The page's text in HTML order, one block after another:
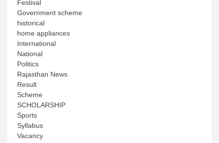
Festival
Government scheme
historical
home appliances
International
National
Politics
Rajasthan News
Result
Scheme
SCHOLARSHIP
Sports
Syllabus
Vacancy